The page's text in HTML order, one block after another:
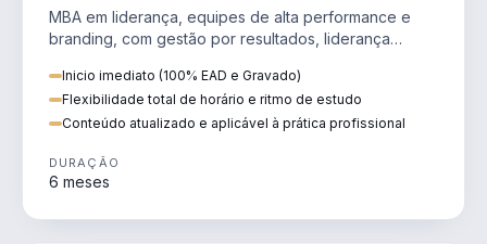
MBA em liderança, equipes de alta performance e
branding, com gestão por resultados, liderança
Inicio imediato (100% EAD e Gravado)
Flexibilidade total de horário e ritmo de estudo
Conteúdo atualizado e aplicável à prática profissional
DURAÇÃO
6 meses